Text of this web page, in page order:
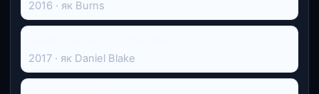
2016 · як Burns
2017 · як Daniel Blake